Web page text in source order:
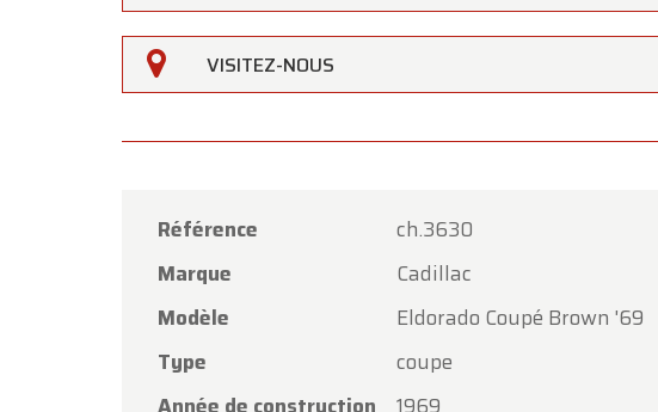
VISITEZ-NOUS
Référence
ch.3630
Marque
Cadillac
Modèle
Eldorado Coupé Brown '69
Type
coupe
Oldtimerfarm